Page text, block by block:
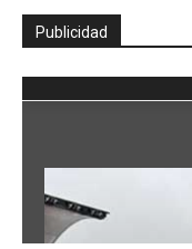
Publicidad